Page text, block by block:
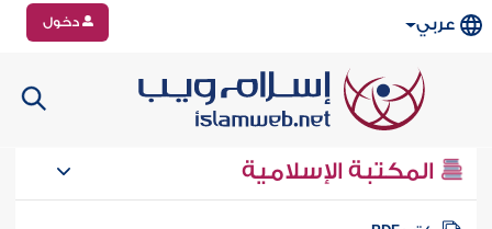
عربي دخول
المكتبة الإسلامية